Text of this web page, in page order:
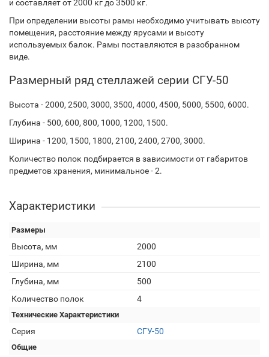
и составляет от 2000 кг до 3500 кг.
При определении высоты рамы необходимо учитывать высоту
помещения, расстояние между ярусами и высоту
используемых балок. Рамы поставляются в разобранном
виде.
Размерный ряд стеллажей серии СГУ-50
Высота - 2000, 2500, 3000, 3500, 4000, 4500, 5000, 5500, 6000.
Глубина - 500, 600, 800, 1000, 1200, 1500.
Ширина - 1200, 1500, 1800, 2100, 2400, 2700, 3000.
Количество полок подбирается в зависимости от габаритов
предметов хранения, минимальное - 2.
Характеристики
Размеры
Высота, мм
2000
Ширина, мм
2100
Глубина, мм
500
Количество полок
4
Технические Характеристики
Серия СГУ-50
Общие